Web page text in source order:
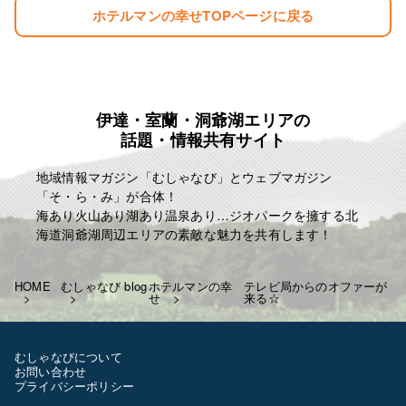
ホテルマンの幸せTOPページに戻る
伊達・室蘭・洞爺湖エリアの
話題・情報共有サイト
地域情報マガジン「むしゃなび」とウェブマガジン
「そ・ら・み」が合体！
海あり火山あり湖あり温泉あり…ジオパークを擁する北
海道洞爺湖周辺エリアの素敵な魅力を共有します！
HOME むしゃなび blogホテルマンの幸
せ
テレビ局からのオファーが
来る☆
むしゃなびについて
お問い合わせ
プライバシーポリシー